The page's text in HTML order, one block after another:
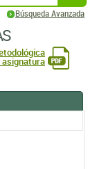
Búsqueda Avanzada
asignatura